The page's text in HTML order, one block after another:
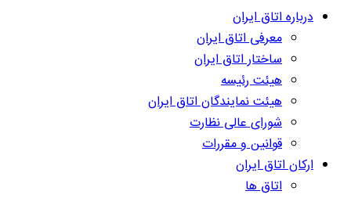
درباره اتاق ایران
معرفی اتاق ایران
ساختار اتاق ایران
هیئت رئیسه
هیئت نمایندگان اتاق ایران
شورای عالی نظارت
قوانین و مقررات
ارکان اتاق ایران
اتاق ها